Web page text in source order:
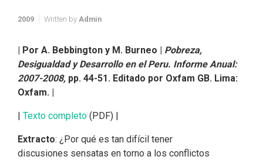
2009 Written by Admin
| Por A. Bebbington y M. Burneo | Pobreza,
Desigualdad y Desarrollo en el Peru. Informe Anual:
2007-2008, pp. 44-51. Editado por Oxfam GB. Lima:
Oxfam. |
| Texto completo (PDF) |
Extracto: ¿Por qué es tan difícil tener
discusiones sensatas en torno a los conflictos